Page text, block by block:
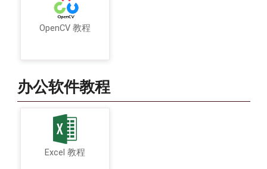
OpenCV 教程
办公软件教程
Excel 教程